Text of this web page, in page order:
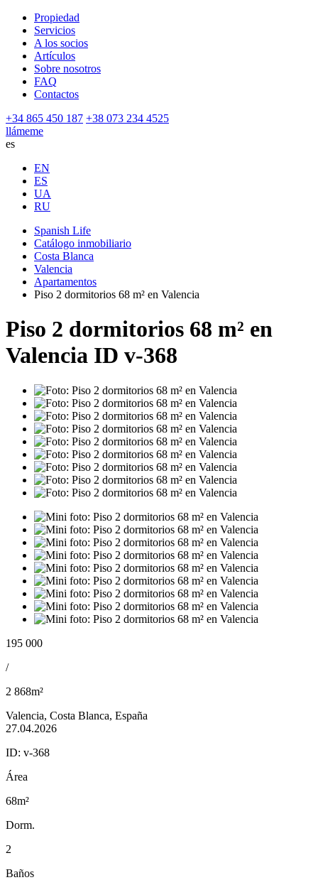
Propiedad
Servicios
A los socios
Artículos
Sobre nosotros
FAQ
Contactos
+34 865 450 187 +38 073 234 4525
llámeme
es
EN
ES
UA
RU
Spanish Life
Catálogo inmobiliario
Costa Blanca
Valencia
Apartamentos
Piso 2 dormitorios 68 m² en Valencia
Piso 2 dormitorios 68 m² en
Valencia ID v-368
195 000
/
2 868m²
Valencia, Costa Blanca, España
27.04.2026
ID: v-368
Área
68m²
Dorm.
2
Baños